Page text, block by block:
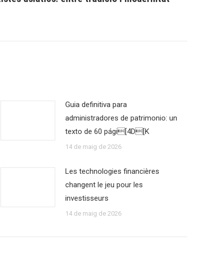
Guia definitiva para
administradores de patrimonio: un
texto de 60 pági[4D[K
14 de maig de 2026
Les technologies financières
changent le jeu pour les
investisseurs
14 de maig de 2026